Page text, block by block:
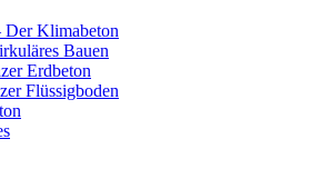
Klimabeton
Bauen
Erdbeton
Flüssigboden